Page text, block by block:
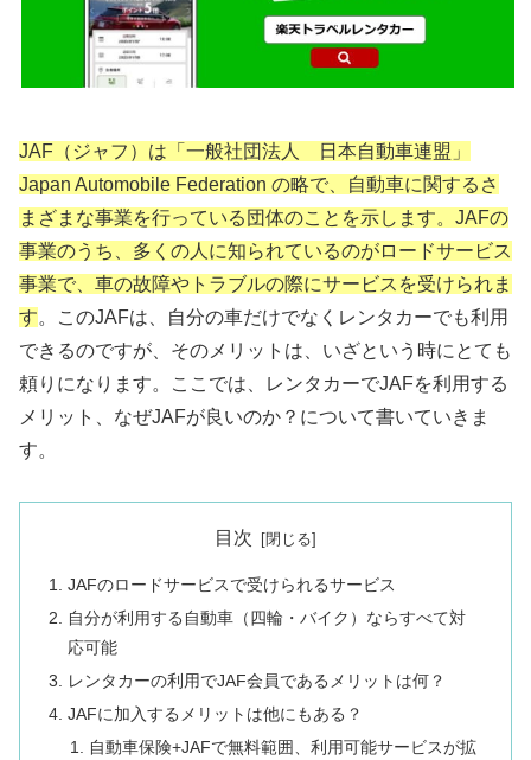
JAF（ジャフ）は「一般社団法人 日本自動車連盟」
Japan Automobile Federation の略で、自動車に関するさ
まざまな事業を行っている団体のことを示します。JAFの
事業のうち、多くの人に知られているのがロードサービス
事業で、車の故障やトラブルの際にサービスを受けられま
す。このJAFは、自分の車だけでなくレンタカーでも利用
できるのですが、そのメリットは、いざという時にとても
頼りになります。ここでは、レンタカーでJAFを利用する
メリット、なぜJAFが良いのか？について書いていきま
す。
目次
JAFのロードサービスで受けられるサービス
自分が利用する自動車（四輪・バイク）ならすべて対
応可能
レンタカーの利用でJAF会員であるメリットは何？
JAFに加入するメリットは他にもある？
自動車保険+JAFで無料範囲、利用可能サービスが拡